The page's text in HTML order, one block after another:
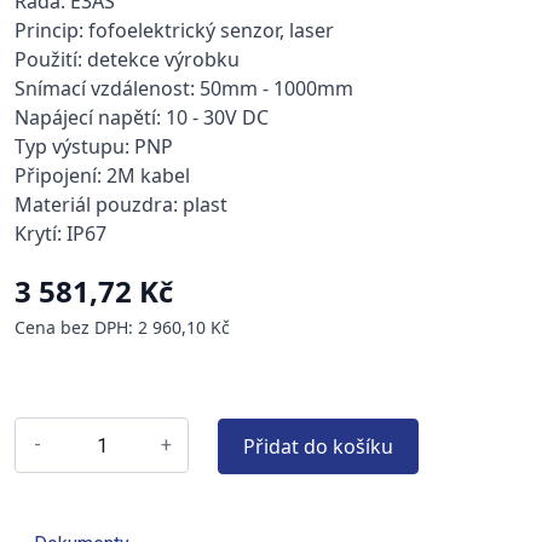
Princip: fofoelektrický senzor, laser
Použití: detekce výrobku
Snímací vzdálenost: 50mm - 1000mm
Napájecí napětí: 10 - 30V DC
Typ výstupu: PNP
Připojení: 2M kabel
Materiál pouzdra: plast
Krytí: IP67
3 581,72 Kč
Cena bez DPH: 2 960,10 Kč
- + Přidat do košíku